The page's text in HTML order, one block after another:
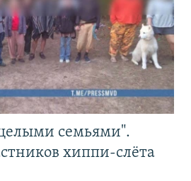
семьями".
хиппи-слёта